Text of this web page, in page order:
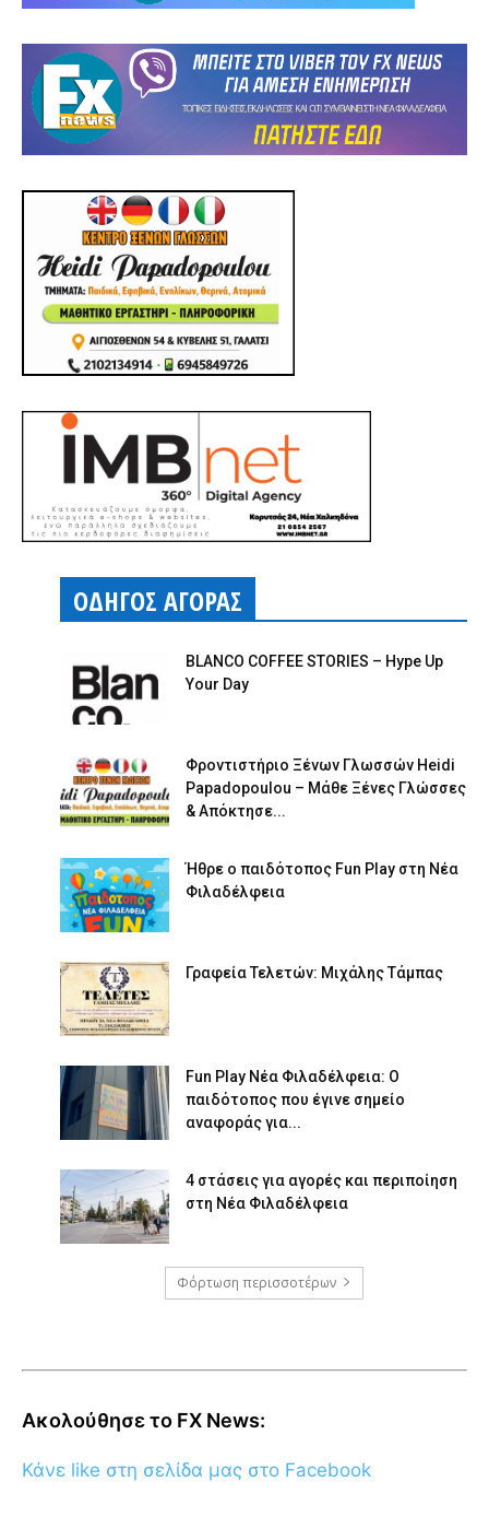
ΟΔΗΓΟΣ ΑΓΟΡΑΣ
BLANCO COFFEE STORIES – Hype Up
Your Day
Φροντιστήριο Ξένων Γλωσσών Heidi
Papadopoulou – Μάθε Ξένες Γλώσσες
& Απόκτησε...
Ήθρε ο παιδότοπος Fun Play στη Νέα
Φιλαδέλφεια
Γραφεία Τελετών: Μιχάλης Τάμπας
Fun Play Νέα Φιλαδέλφεια: Ο
παιδότοπος που έγινε σημείο
αναφοράς για...
4 στάσεις για αγορές και περιποίηση
στη Νέα Φιλαδέλφεια
Φόρτωση περισσοτέρων
Ακολούθησε το FX News:
Κάνε like στη σελίδα μας στο Facebook